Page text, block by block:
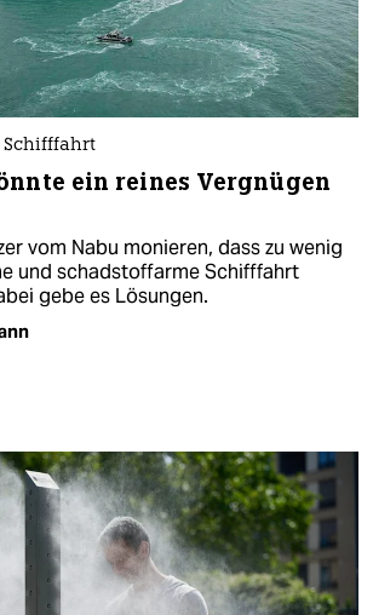
ein reines Vergnügen
vom Nabu monieren, dass zu wenig
und schadstoffarme Schifffahrt
gebe es Lösungen.